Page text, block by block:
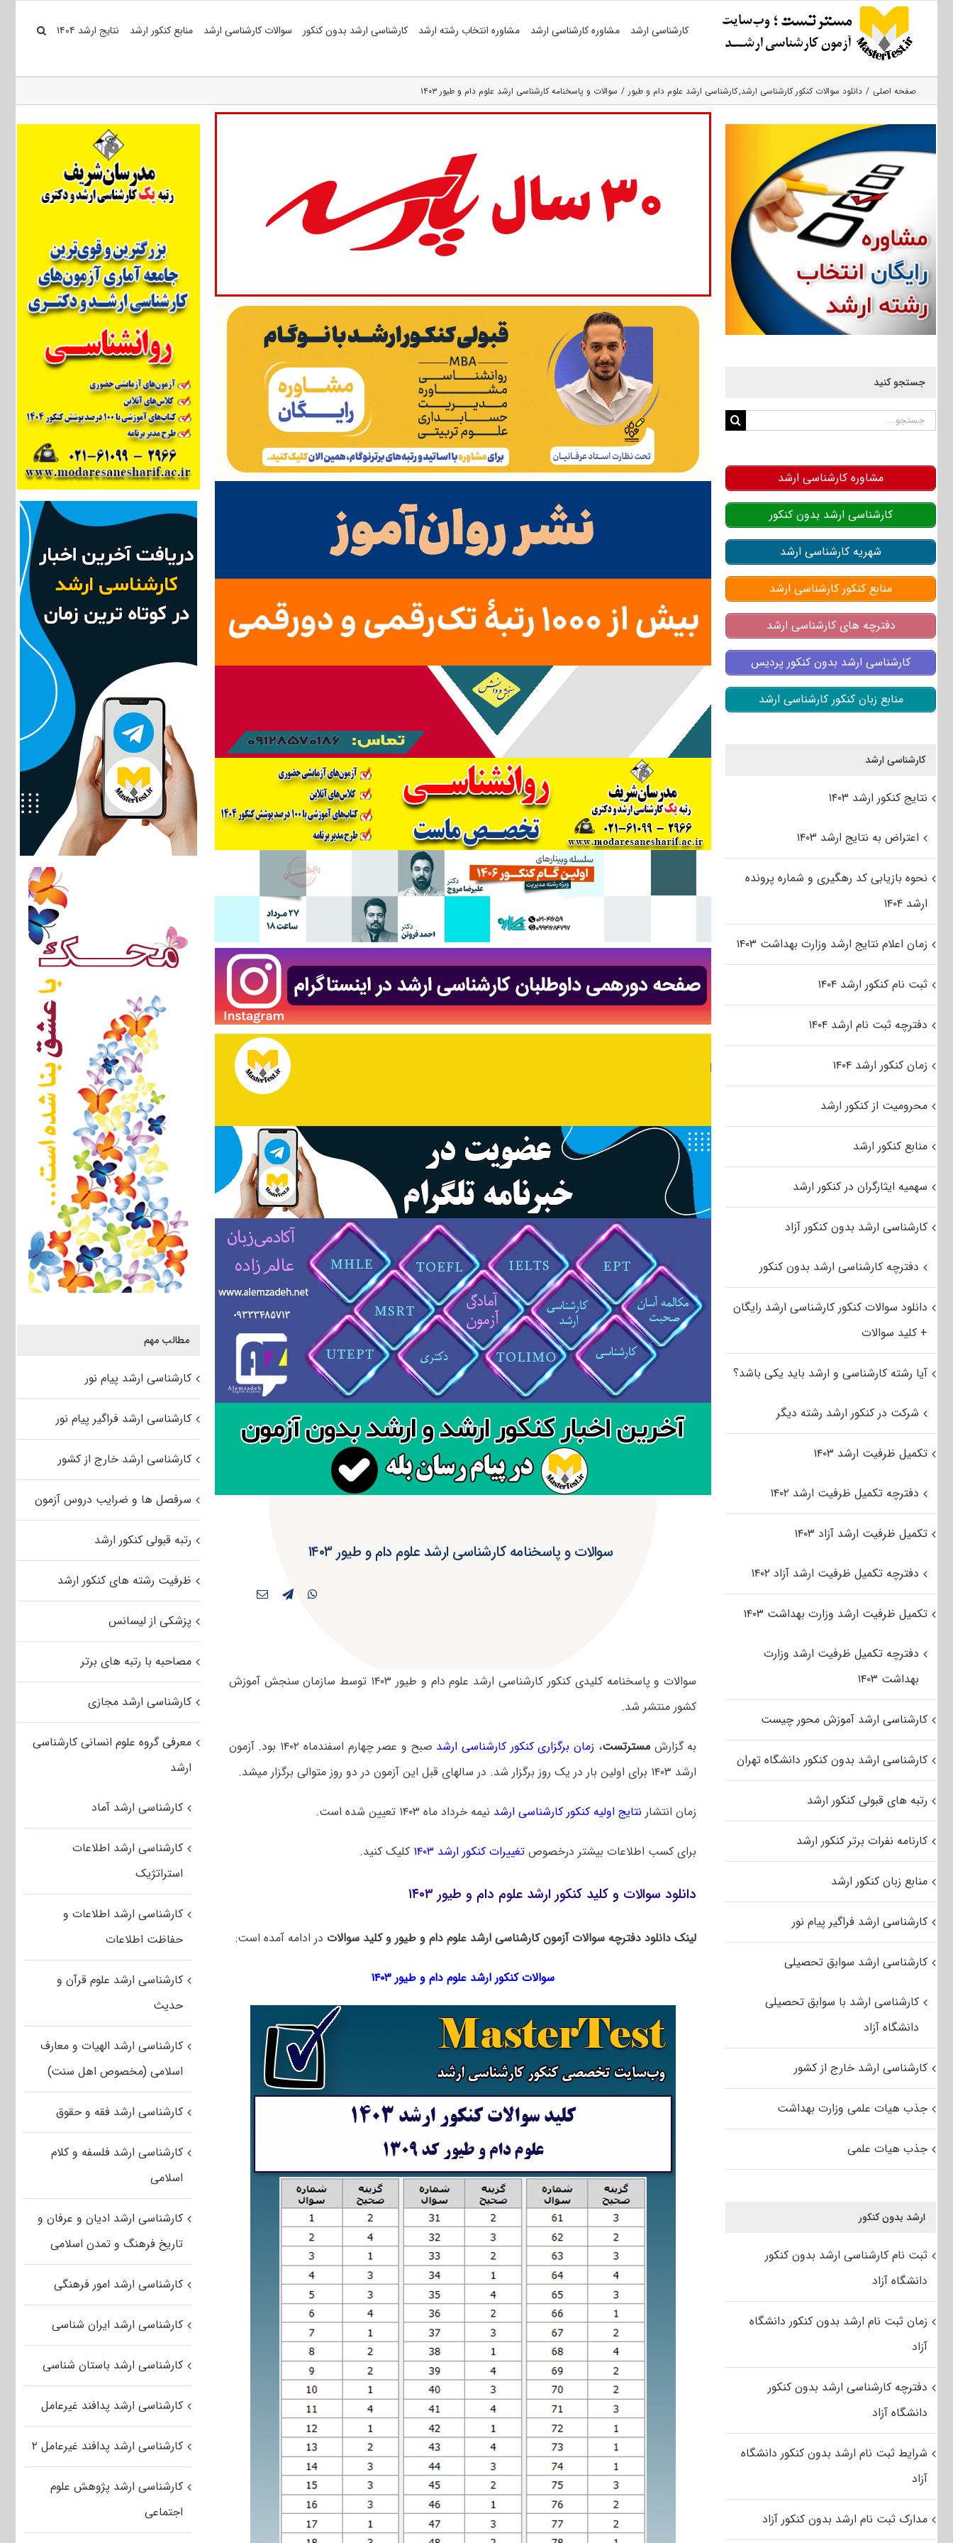
کارشناسی ارشد مشاوره کارشناسی ارشد مشاوره انتخاب رشته ارشد کارشناسی ارشد بدون کنکور سوالات کارشناسی ارشد منابع کنکور ارشد نتایج ارشد ۱۴۰۴
صفحه اصلی دانلود سوالات کنکور کارشناسی ارشد کارشناسی ارشد علوم دام و طیور سوالات و پاسخنامه کارشناسی ارشد علوم دام و طیور ۱۴۰۳
سوالات و پاسخنامه کارشناسی ارشد علوم دام و طیور ۱۴۰۳
سوالات و پاسخنامه کلیدی کنکور کارشناسی ارشد علوم دام و طیور ۱۴۰۳ توسط سازمان سنجش آموزش
کشور منتشر شد.
به گزارشمسترتست، زمان برگزاری کنکور کارشناسی ارشد
صبح و عصر چهارم اسفندماه ۱۴۰۲ بود. آزمون
ارشد ۱۴۰۳ برای اولین بار در یک روز برگزار شد. در سالهای قبل این آزمون در دو روز متوالی برگزار میشد.
زمان انتشار نتایج اولیه کنکور کارشناسی ارشد نیمه خرداد ماه ۱۴۰۳ تعیین شده است.
برای کسب اطلاعات بیشتر درخصوص تغییرات کنکور ارشد ۱۴۰۳ کلیک کنید.
دانلود سوالات و کلید کنکور ارشد علوم دام و طیور ۱۴۰۳
لینک دانلود دفترچه سوالات آزمون کارشناسی ارشد علوم دام و طیور و کلید سوالاتدر ادامه آمده است:
سوالات کنکور ارشد علوم دام و طیور ۱۴۰۳
مطالب مهم
کارشناسی ارشد پیام نور
کارشناسی ارشد فراگیر پیام نور
کارشناسی ارشد خارج از کشور
سرفصل ها و ضرایب دروس آزمون
رتبه قبولی کنکور ارشد
ظرفیت رشته های کنکور ارشد
پزشکی از لیسانس
مصاحبه با رتبه های برتر
کارشناسی ارشد مجازی
معرفی گروه علوم انسانی کارشناسی
ارشد
کارشناسی ارشد آماد
کارشناسی ارشد اطلاعات
استراتژیک
کارشناسی ارشد اطلاعات و
حفاظت اطلاعات
کارشناسی ارشد علوم قرآن و
حدیث
کارشناسی ارشد الهیات و معارف
اسلامی (مخصوص اهل سنت)
کارشناسی ارشد فقه و حقوق
کارشناسی ارشد فلسفه و کلام
اسلامی
کارشناسی ارشد ادیان و عرفان و
تاریخ فرهنگ و تمدن اسلامی
کارشناسی ارشد امور فرهنگی
کارشناسی ارشد ایران شناسی
کارشناسی ارشد باستان شناسی
کارشناسی ارشد پدافند غیرعامل
کارشناسی ارشد پدافند غیرعامل ۲
کارشناسی ارشد پژوهش علوم
اجتماعی
جستجو کنید
جستجو
مشاوره کارشناسی ارشد
کارشناسی ارشد بدون کنکور
شهریه کارشناسی ارشد
منابع کنکور کارشناسی ارشد
دفترچه های کارشناسی ارشد
کارشناسی ارشد بدون کنکور پردیس
منابع زبان کنکور کارشناسی ارشد
کارشناسی ارشد
نتایج کنکور ارشد ۱۴۰۳
اعتراض به نتایج ارشد ۱۴۰۳
نحوه بازیابی کد رهگیری و شماره پرونده
ارشد ۱۴۰۴
زمان اعلام نتایج ارشد وزارت بهداشت ۱۴۰۳
ثبت نام کنکور ارشد ۱۴۰۴
دفترچه ثبت نام ارشد ۱۴۰۴
زمان کنکور ارشد ۱۴۰۴
محرومیت از کنکور ارشد
منابع کنکور ارشد
سهمیه ایثارگران در کنکور ارشد
کارشناسی ارشد بدون کنکور آزاد
دفترچه کارشناسی ارشد بدون کنکور
دانلود سوالات کنکور کارشناسی ارشد رایگان
+ کلید سوالات
آیا رشته کارشناسی و ارشد باید یکی باشد؟
شرکت در کنکور ارشد رشته دیگر
تکمیل ظرفیت ارشد ۱۴۰۳
دفترچه تکمیل ظرفیت ارشد ۱۴۰۲
تکمیل ظرفیت ارشد آزاد ۱۴۰۳
دفترچه تکمیل ظرفیت ارشد آزاد ۱۴۰۲
تکمیل ظرفیت ارشد وزارت بهداشت ۱۴۰۳
دفترچه تکمیل ظرفیت ارشد وزارت
بهداشت ۱۴۰۳
کارشناسی ارشد آموزش محور چیست
کارشناسی ارشد بدون کنکور دانشگاه تهران
رتبه های قبولی کنکور ارشد
کارنامه نفرات برتر کنکور ارشد
منابع زبان کنکور ارشد
کارشناسی ارشد فراگیر پیام نور
کارشناسی ارشد سوابق تحصیلی
کارشناسی ارشد با سوابق تحصیلی
دانشگاه آزاد
کارشناسی ارشد خارج از کشور
جذب هیات علمی وزارت بهداشت
جذب هیات علمی
ارشد بدون کنکور
ثبت نام کارشناسی ارشد بدون کنکور
دانشگاه آزاد
زمان ثبت نام ارشد بدون کنکور دانشگاه
آزاد
دفترچه کارشناسی ارشد بدون کنکور
دانشگاه آزاد
شرایط ثبت نام ارشد بدون کنکور دانشگاه
آزاد
مدارک ثبت نام ارشد بدون کنکور آزاد